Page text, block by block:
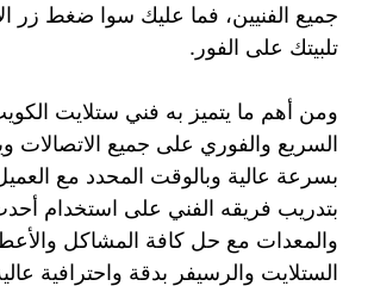
جميع الفنيين، فما عليك سوا ضغط زر
تلبيتك على الفور.
ومن أهم ما يتميز به فني ستلايت
السريع والفوري على جميع الاتصالات
بسرعة عالية وبالوقت المحدد مع
بتدريب فريقه الفني على استخدام
والمعدات مع حل كافة المشاكل
الستلايت والرسيفر بدقة واحترافية